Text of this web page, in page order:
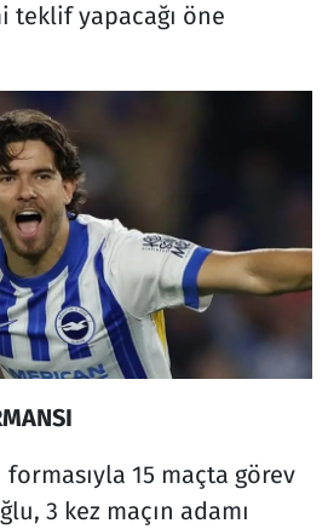
yapacağı öne
15 maçta görev
3 kez maçın adamı